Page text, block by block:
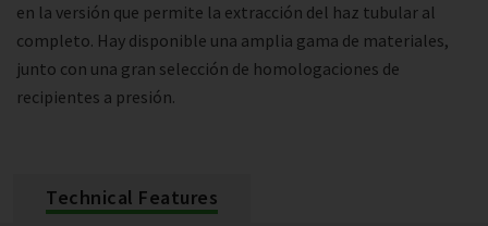
en la versión que permite la extracción del haz tubular al
completo. Hay disponible una amplia gama de materiales,
junto con una gran selección de homologaciones de
recipientes a presión.
Technical Features